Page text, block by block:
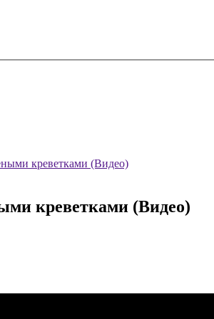
креветками (Видео)
креветками (Видео)